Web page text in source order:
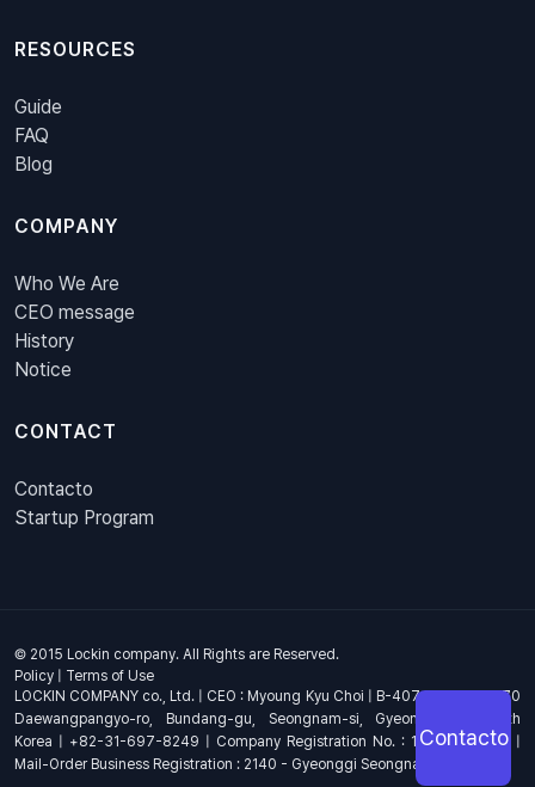
RESOURCES
Guide
FAQ
Blog
COMPANY
Who We Are
CEO message
History
Notice
CONTACT
Contacto
Startup Program
© 2015 Lockin company. All Rights are Reserved.
Policy | Terms of Use
LOCKIN COMPANY co., Ltd. | CEO : Myoung Kyu Choi | B-407, 4th Floor, 670
Daewangpangyo-ro, Bundang-gu, Seongnam-si, Gyeonggi-do, South
Korea | +82-31-697-8249 | Company Registration No. : 144-81-17703 |
Mail-Order Business Registration : 2140 - Gyeonggi Seongnam - 1278
Contacto